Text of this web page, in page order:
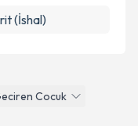
Cocuk
(İshal)